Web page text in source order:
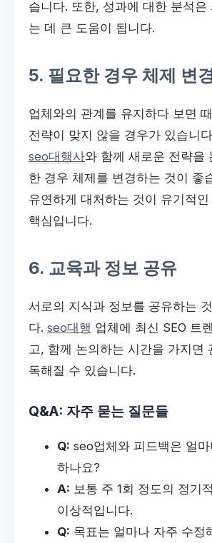
습니다. 또한, 성과에 대한 분석은
는 데 큰 도움이 됩니다.
5. 필요한 경우 체제 변
업체와의 관계를 유지하다 보면
전략이 맞지 않을 경우가 있습니
seo대행사와 함께 새로운 전략을
한 경우 체제를 변경하는 것이 좋
유연하게 대처하는 것이 유기적
핵심입니다.
6. 교육과 정보 공유
서로의 지식과 정보를 공유하는
다. seo대행 업체에 최신 SEO 트
고, 함께 논의하는 시간을 가지면
독해질 수 있습니다.
Q&A: 자주 묻는 질문들
Q: seo업체와 피드백은 얼
하나요?
A: 보통 주 1회 정도의 정기
이상적입니다.
Q: 목표는 얼마나 자주 수정